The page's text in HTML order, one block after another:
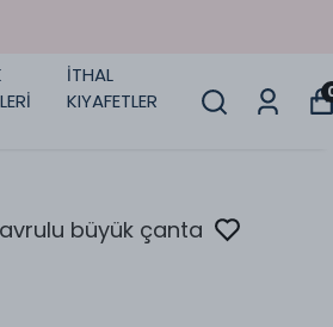
İTHAL
KIYAFETLER
büyük çanta